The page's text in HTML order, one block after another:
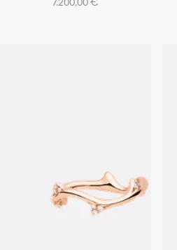
7.200,00 €